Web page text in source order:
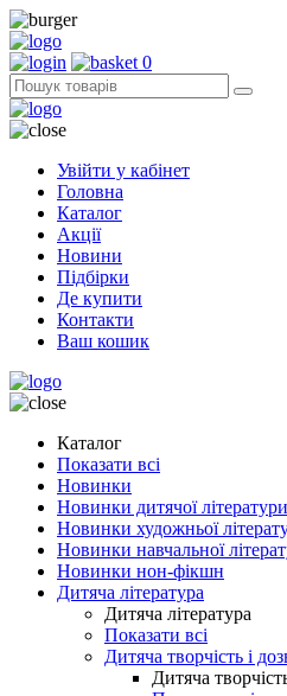
0
Увійти у кабінет
Головна
Каталог
Акції
Новини
Підбірки
Де купити
Контакти
Ваш кошик
Каталог
Показати всі
Новинки
Новинки дитячої літератури
Новинки художньої
Новинки навчальної
Новинки нон-фікшн
Дитяча література
Дитяча література
Показати всі
Дитяча творчість і
Дитяча